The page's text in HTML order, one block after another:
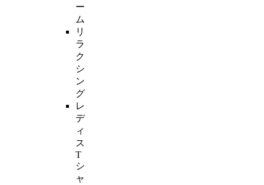
ー
ム
リ
ラ
ク
シ
ン
グ
レ
デ
ィ
ス
T
シ
ャ